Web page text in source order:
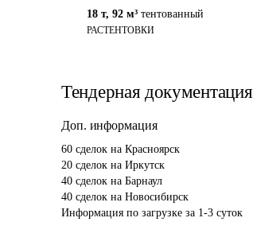
18 т, 92 м³ тентованный
РАСТЕНТОВКИ
Тендерная документация
Доп. информация
60 сделок на Красноярск
20 сделок на Иркутск
40 сделок на Барнаул
40 сделок на Новосибирск
Информация по загрузке за 1-3 суток